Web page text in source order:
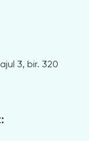
3, bir. 320